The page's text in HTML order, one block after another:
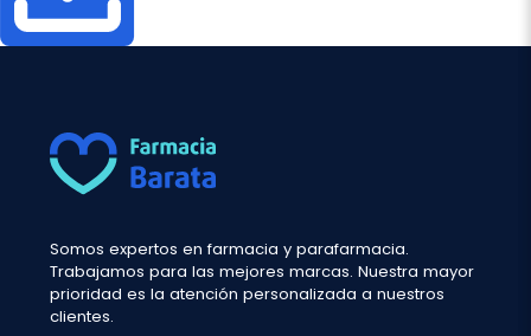
Somos expertos en farmacia y parafarmacia.
Trabajamos para las mejores marcas. Nuestra mayor
prioridad es la atención personalizada a nuestros
clientes.